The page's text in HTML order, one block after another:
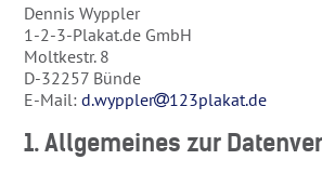
Dennis Wyppler
1-2-3-Plakat.de GmbH
Moltkestr. 8
D-32257 Bünde
E-Mail:d.wyppler 123plakat.de
1. Allgemeines zur